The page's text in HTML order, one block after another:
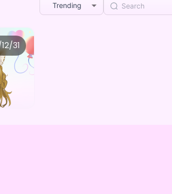
Trending
31
あっがもんちゃんねる オリジナルデジタルBOX（全５種）